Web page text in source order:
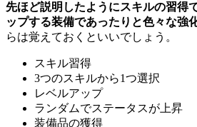
先ほど説明したようにスキルの習得
ップする装備であったりと色々な強
らは覚えておくといいでしょう。
スキル習得
3つのスキルから1つ選択
レベルアップ
ランダムでステータスが上昇
装備品の獲得